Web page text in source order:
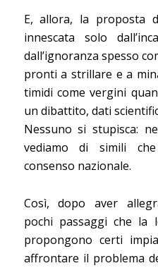
E, allora, la proposta
innescata solo
dall’ignoranza spesso
pronti a strillare e a
timidi come vergini
un dibattito, dati
Nessuno si stupisca:
vediamo di simili
consenso nazionale.
Così, dopo aver
pochi passaggi che la
propongono certi
affrontare il problema